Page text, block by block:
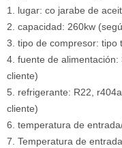
1. lugar: co jarabe de
2. capacidad: 260kw
3. tipo de compresor: tipo
4. fuente de alimentación:
cliente)
5. refrigerante: R22,
cliente)
6. temperatura de
7. Temperatura de